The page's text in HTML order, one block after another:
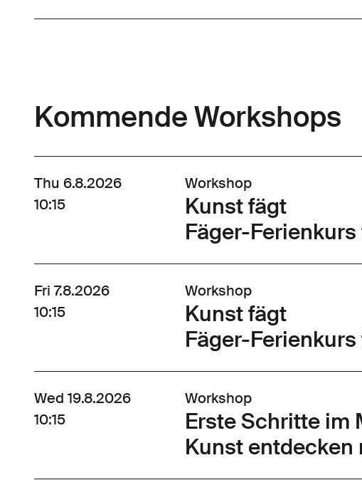
Kommende Workshops
Thu 6.8.2026
10:15
Workshop
Kunst fägt
Fäger-
Fri 7.8.2026
10:15
Workshop
Kunst fägt
Fäger-
Wed 19.8.2026
10:15
Workshop
Erste Schritte im
Kunst